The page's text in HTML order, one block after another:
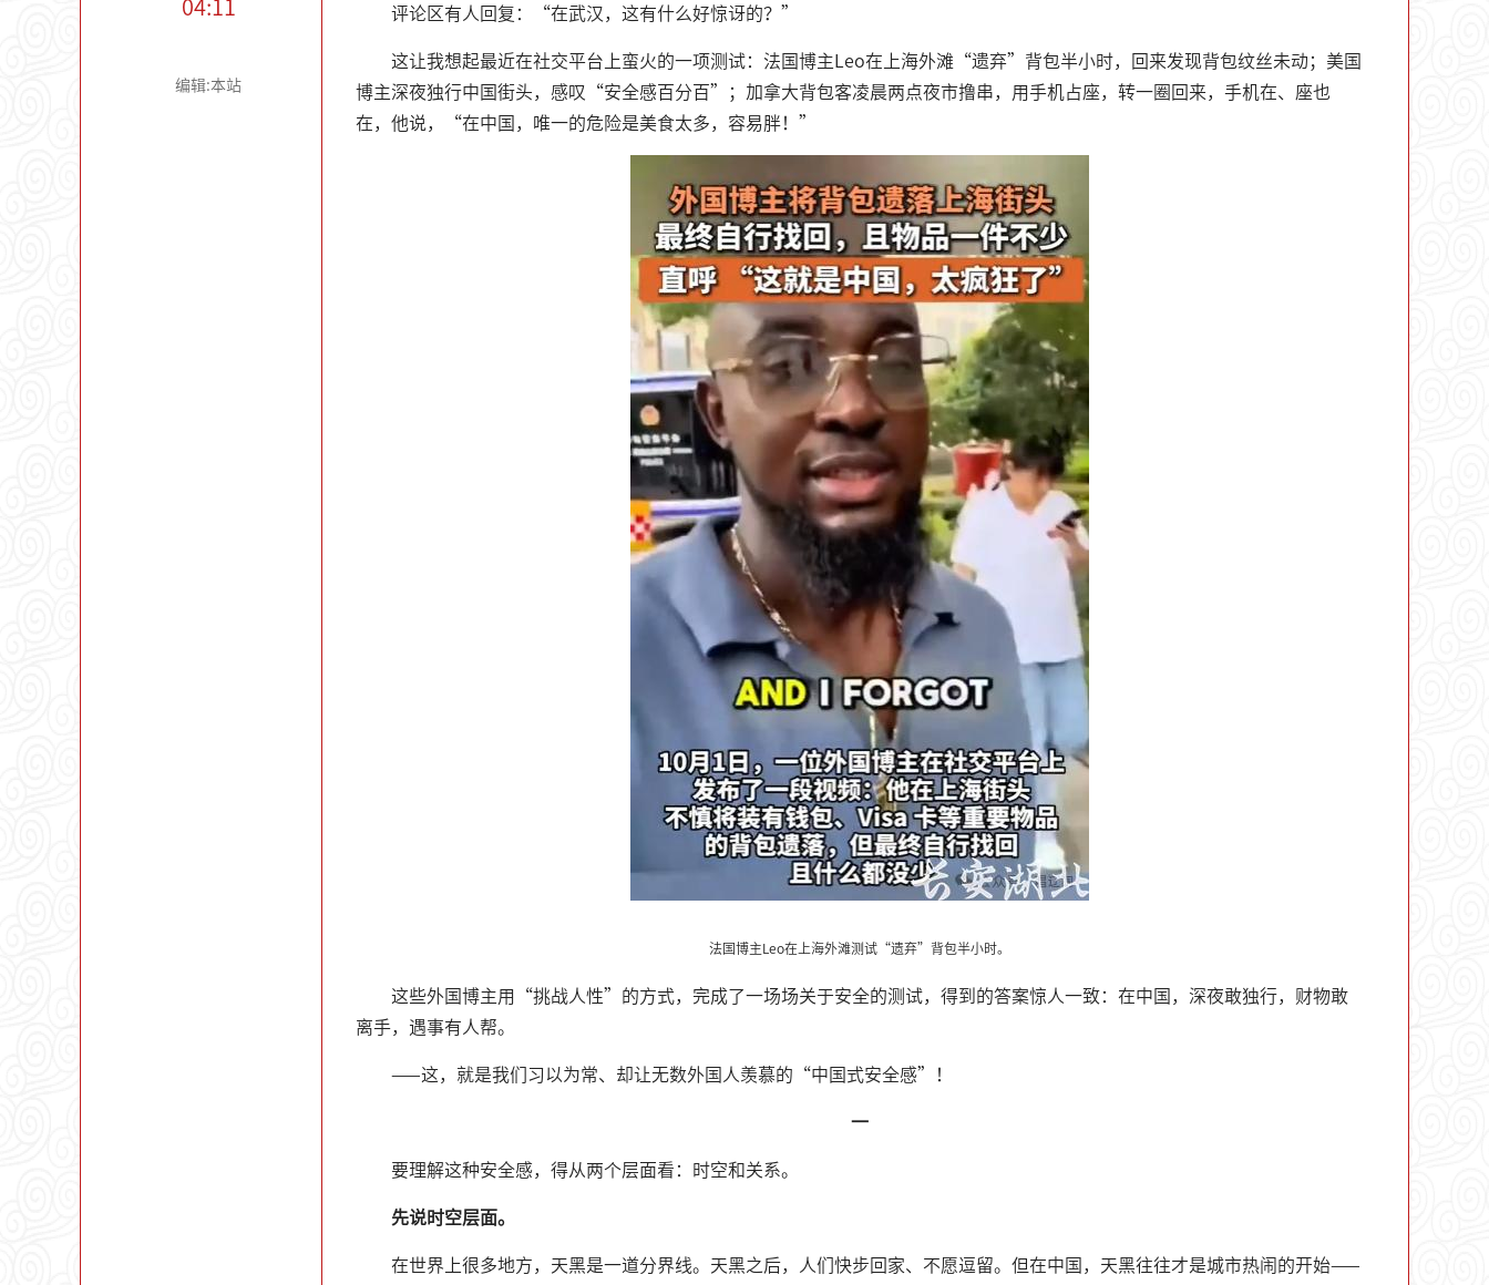
04:11
编辑:本站
评论区有人回复：“在武汉，这有什么好惊讶的？”
这让我想起最近在社交平台上蛮火的一项测试：法国博主Leo在上海外滩“遗弃”背包半小时，回来发现背包纹丝未动；美国
博主深夜独行中国街头，感叹“安全感百分百”；加拿大背包客凌晨两点夜市撸串，用手机占座，转一圈回来，手机在、座也
在，他说，“在中国，唯一的危险是美食太多，容易胖！”
法国博主Leo在上海外滩测试“遗弃”背包半小时。
这些外国博主用“挑战人性”的方式，完成了一场场关于安全的测试，得到的答案惊人一致：在中国，深夜敢独行，财物敢
离手，遇事有人帮。
——这，就是我们习以为常、却让无数外国人羡慕的“中国式安全感”！
一
要理解这种安全感，得从两个层面看：时空和关系。
先说时空层面。
在世界上很多地方，天黑是一道分界线。天黑之后，人们快步回家、不愿逗留。但在中国，天黑往往才是城市热闹的开始——